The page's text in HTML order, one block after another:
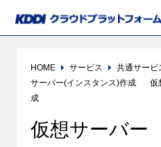
HOME サービス 共通サービ
サーバー(インスタンス)作成
仮
成
仮想サーバー